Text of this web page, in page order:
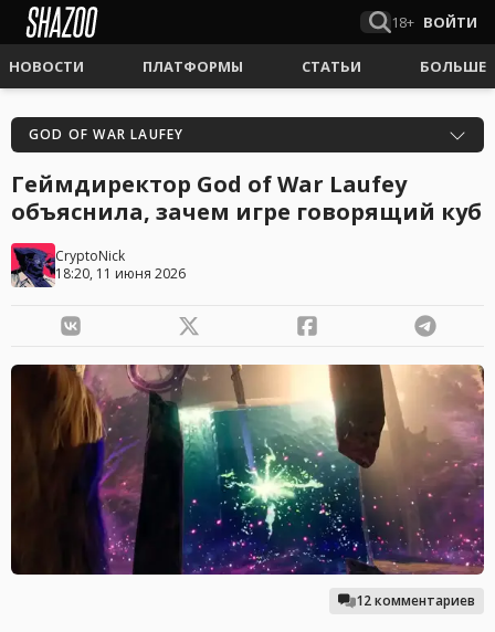
18+ ВОЙТИ
НОВОСТИ ПЛАТФОРМЫ СТАТЬИ БОЛЬШЕ
GOD OF WAR LAUFEY
Геймдиректор God of War Laufey
объяснила, зачем игре говорящий куб
CryptoNick
18:20, 11 июня 2026
12 комментариев